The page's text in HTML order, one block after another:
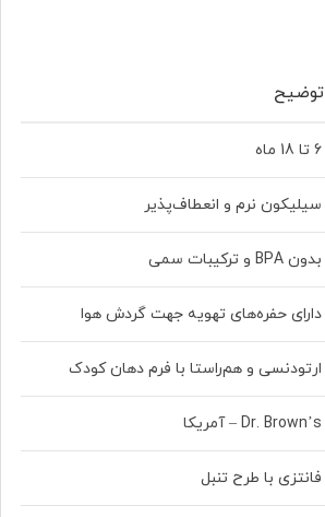
توضیح
6 تا 18 ماه
سیلیکون نرم و انعطاف‌پذیر
بدون BPA و ترکیبات سمی
دارای حفره‌های تهویه جهت گردش هوا
ارتودنسی و هم‌راستا با فرم دهان کودک
Dr. Brown’s – آمریکا
فانتزی با طرح تنبل